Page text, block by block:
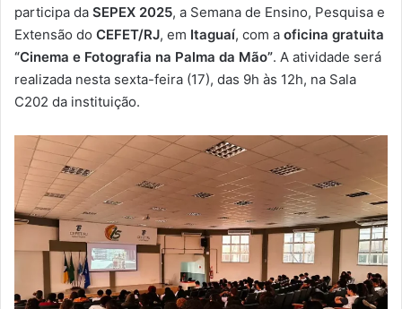
-
m
a
participa da SEPEX 2025, a Semana de Ensino, Pesquisa e
Extensão do CEFET/RJ, em Itaguaí, com a oficina gratuita
“Cinema e Fotografia na Palma da Mão”. A atividade será
realizada nesta sexta-feira (17), das 9h às 12h, na Sala
C202 da instituição.